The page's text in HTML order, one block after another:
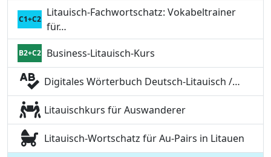
C1+C2
Litauisch-Fachwortschatz: Vokabeltrainer
für…
B2+C2 Business-Litauisch-Kurs
Digitales Wörterbuch Deutsch-Litauisch /…
Litauischkurs für Auswanderer
Litauisch-Wortschatz für Au-Pairs in Litauen